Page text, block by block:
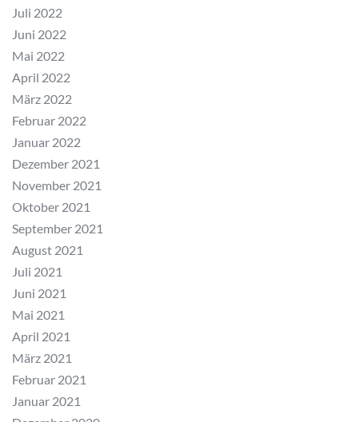
Juli 2022
Juni 2022
Mai 2022
April 2022
März 2022
Februar 2022
Januar 2022
Dezember 2021
November 2021
Oktober 2021
September 2021
August 2021
Juli 2021
Juni 2021
Mai 2021
April 2021
März 2021
Februar 2021
Januar 2021